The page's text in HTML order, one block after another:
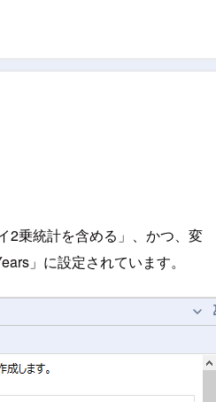
2乗統計を含める」、かつ、変
」に設定されています。